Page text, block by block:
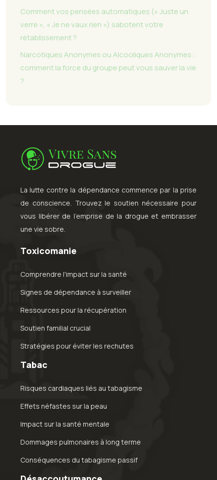
Comment vos pensées automatiques (« Juste un
verre », « Je ne vaux rien ») sabotent votre
rétablissement ?
Narcotiques Anonymes ou Alcooliques Anonymes :
comment la force du groupe peut vous sauver la vie
?
La lutte contre la dépendance commence par la prise
de conscience. Trouvez le soutien nécessaire pour
vous libérer de l’emprise de la drogue et embrasser
une vie sobre.
Toxicomanie
Comprendre l'impact sur la santé
Signes de dépendance à surveiller
Ressources pour la récupération
Soutien familial crucial
Stratégies pour éviter les rechutes
Tabac
Risques cardiaques liés au tabagisme
Effets néfastes sur la peau
Impact sur la santé mentale
Dommages pulmonaires à long terme
Conséquences du tabagisme passif